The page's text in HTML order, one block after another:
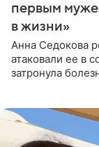
первым
в жизни»
Анна Седокова
атаковали ее в
затронула